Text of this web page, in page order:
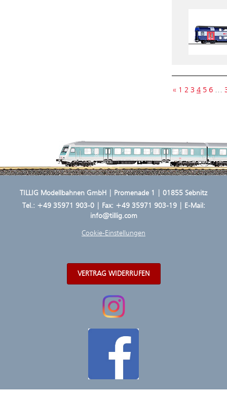
« 1 2 3 4 5 6 …
TILLIG Modellbahnen GmbH | Promenade 1 | 01855 Sebnitz
Tel.: +49 35971 903-0| Fax: +49 35971 903-19 | E-Mail:
info@tillig.com
Cookie-Einstellungen
VERTRAG WIDERRUFEN